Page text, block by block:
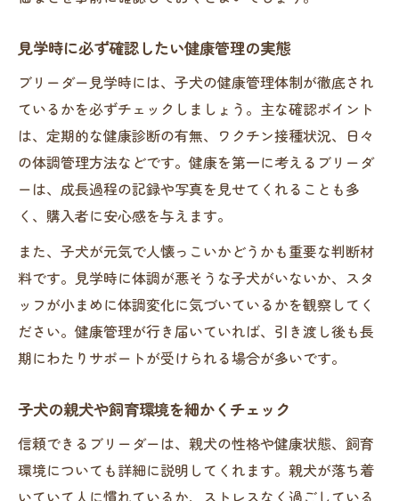
見学時に必ず確認したい健康管理の実態
ブリーダー見学時には、子犬の健康管理体制が徹底され
ているかを必ずチェックしましょう。主な確認ポイント
は、定期的な健康診断の有無、ワクチン接種状況、日々
の体調管理方法などです。健康を第一に考えるブリーダ
ーは、成長過程の記録や写真を見せてくれることも多
く、購入者に安心感を与えます。
また、子犬が元気で人懐っこいかどうかも重要な判断材
料です。見学時に体調が悪そうな子犬がいないか、スタ
ッフが小まめに体調変化に気づいているかを観察してく
ださい。健康管理が行き届いていれば、引き渡し後も長
期にわたりサポートが受けられる場合が多いです。
子犬の親犬や飼育環境を細かくチェック
信頼できるブリーダーは、親犬の性格や健康状態、飼育
環境についても詳細に説明してくれます。親犬が落ち着
いていて人に慣れているか、ストレスなく過ごしている